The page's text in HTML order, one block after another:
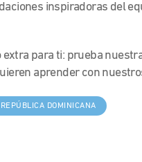
inspiradoras del
para ti: prueba
aprender con
REPÚBLICA DOMINICANA